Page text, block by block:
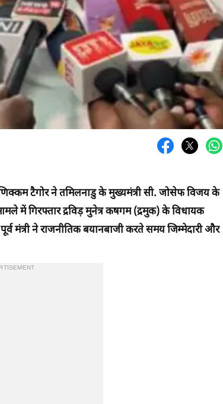
टैगोर ने तमिलनाडु के मुख्यमंत्री सी. जोसेफ विजय के
में गिरफ्तार द्रविड़ मुनेत्र कषगम (द्रमुक) के विधायक
मंत्री ने राजनीतिक बयानबाजी करते समय जिम्मेदारी और